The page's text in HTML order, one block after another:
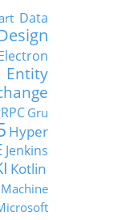
Data
Entity
Gru
Hyper
Jenkins
Kotlin
Machine